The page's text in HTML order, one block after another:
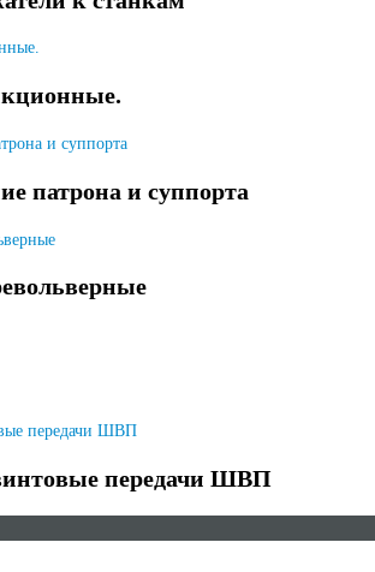
и суппорта
патрона и суппорта
передачи ШВП
передачи ШВП